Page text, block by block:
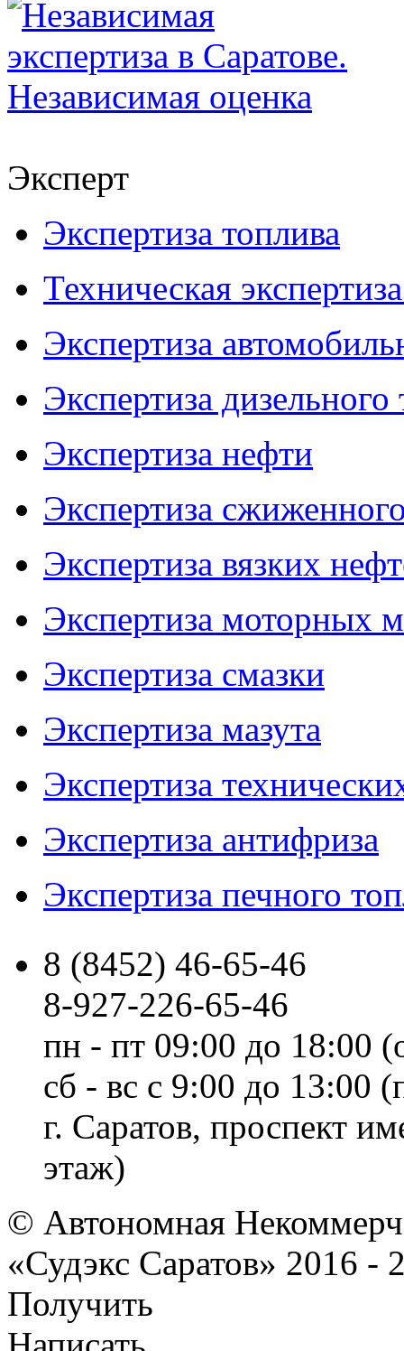
Эксперт
Экспертиза топлива
Техническая
Экспертиза
Экспертиза дизельного
Экспертиза нефти
Экспертиза
Экспертиза вязких
Экспертиза моторных
Экспертиза смазки
Экспертиза мазута
Экспертиза
Экспертиза антифриза
Экспертиза печного
8 (8452) 46-65-46
8-927-226-65-46
пн - пт 09:00 до 18:00
сб - вс с 9:00 до 13:00
г. Саратов, проспект
этаж)
© Автономная
«Судэкс Саратов» 2016 -
Получить